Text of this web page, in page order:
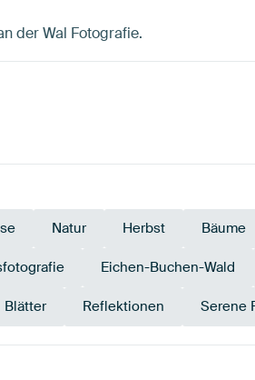
der Wal Fotografie.
Natur Herbst Bäume
Eichen-Buchen-Wald
Blätter Reflektionen Serene